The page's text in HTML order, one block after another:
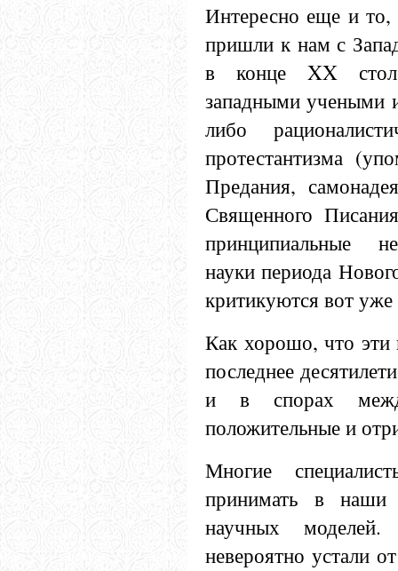
Интересно еще и то,
пришли к нам с
в конце XX
западными учеными
либо
протестантизма
Предания,
Священного
принципиальные
науки периода
критикуются вот уже
Как хорошо, что эти
последнее
и в спорах
положительные и
Многие
принимать в
научных
невероятно устали